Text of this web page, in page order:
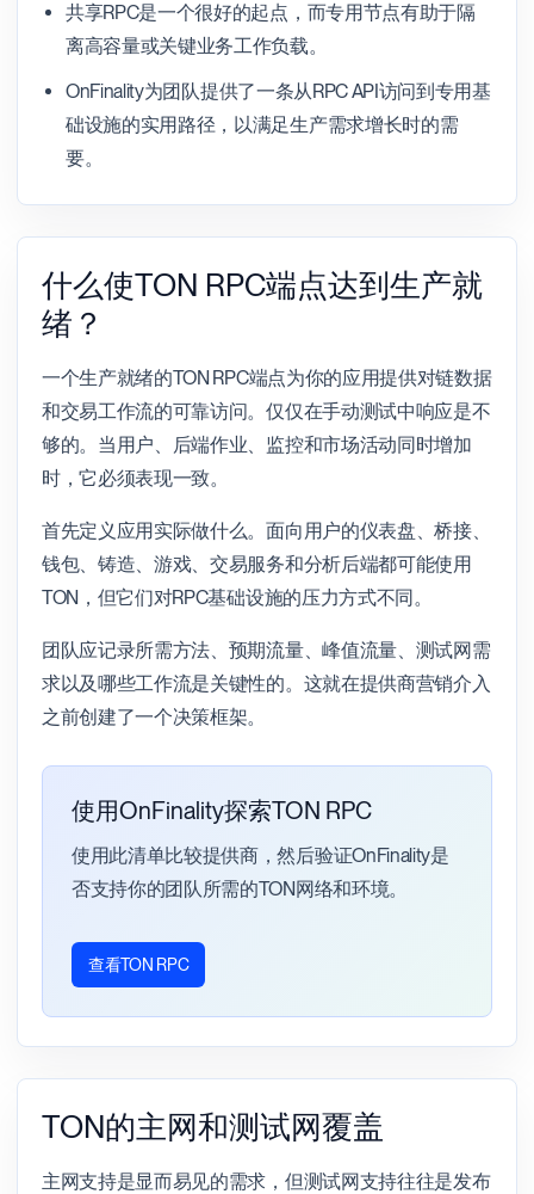
共享RPC是一个很好的起点，而专用节点有助于隔
离高容量或关键业务工作负载。
OnFinality为团队提供了一条从RPC API访问到专用基
础设施的实用路径，以满足生产需求增长时的需
要。
什么使TON RPC端点达到生产就
绪？
一个生产就绪的TON RPC端点为你的应用提供对链数据
和交易工作流的可靠访问。仅仅在手动测试中响应是不
够的。当用户、后端作业、监控和市场活动同时增加
时，它必须表现一致。
首先定义应用实际做什么。面向用户的仪表盘、桥接、
钱包、铸造、游戏、交易服务和分析后端都可能使用
TON，但它们对RPC基础设施的压力方式不同。
团队应记录所需方法、预期流量、峰值流量、测试网需
求以及哪些工作流是关键性的。这就在提供商营销介入
之前创建了一个决策框架。
使用OnFinality探索TON RPC
使用此清单比较提供商，然后验证OnFinality是
否支持你的团队所需的TON网络和环境。
查看TON RPC
TON的主网和测试网覆盖
主网支持是显而易见的需求，但测试网支持往往是发布